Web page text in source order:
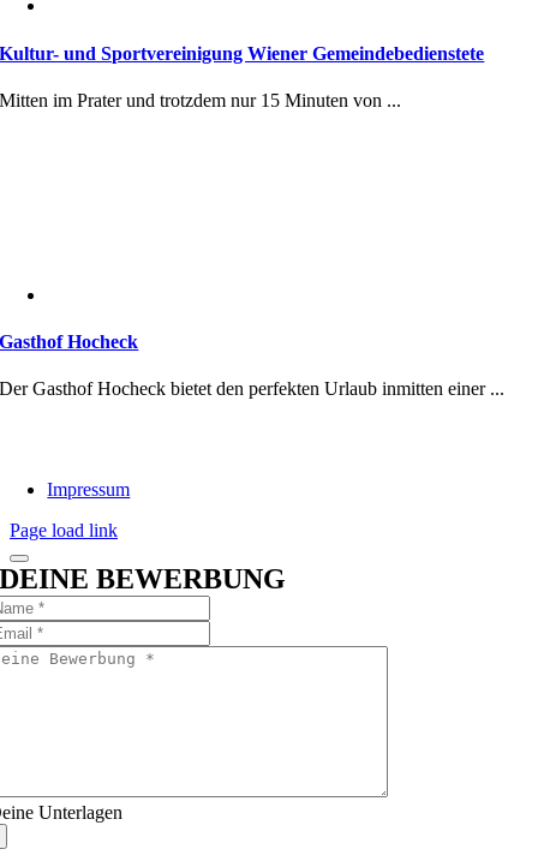
Kultur- und Sportvereinigung Wiener Gemeindebedienstete
Mitten im Prater und trotzdem nur 15 Minuten von ...
Gasthof Hocheck
Der Gasthof Hocheck bietet den perfekten Urlaub inmitten einer ...
Impressum
Page load link
DEINE BEWERBUNG
Unterlagen